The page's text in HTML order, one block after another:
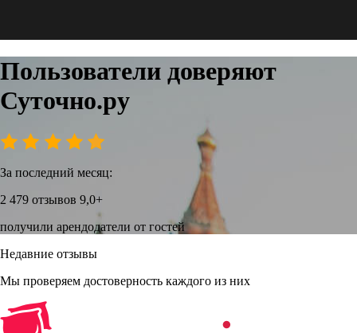
Пользователи доверяют
Суточно.ру
За последний месяц:
2 479 отзывов 9,0+
получили арендодатели от гостей
Недавние отзывы
Мы проверяем достоверность каждого из них